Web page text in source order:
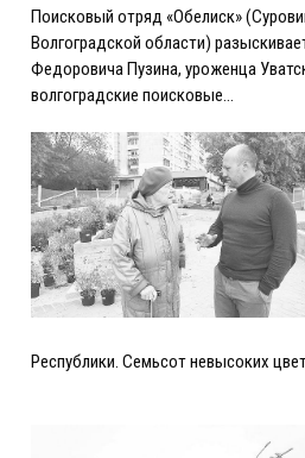
Поисковый отряд «Обелиск»
Волгоградской области)
Федоровича Пузина, уроженца
волгоградские поисковые…
Республики. Семьсот невысоких